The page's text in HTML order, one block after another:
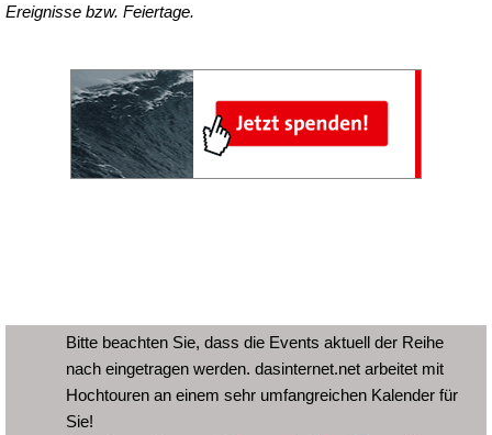
Ereignisse bzw. Feiertage.
Bitte beachten Sie, dass die Events aktuell der Reihe
nach eingetragen werden. dasinternet.net arbeitet mit
Hochtouren an einem sehr umfangreichen Kalender für
Sie!